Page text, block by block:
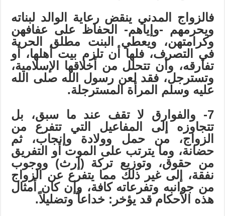
فالزواج المدني ينقض رعاية الوالد لبناته
ويحرمهم -وإياهم- الحفاظ على عفافهن
وكرامتهن، ويعطي البنت مطلق الحرية
في التصرف، فلها أن تلزم بيت أهلها، أو
تفارقه، وأن تتحلل من أخلاقها الإسلامية،
وتسترجل، فقد لعن رسول اللهصلى الله
عليه وسلم المرأة المسترجلة.
7- والفوارق لا تقف عند ما سبق، بل
تتجاوزه إلى المفاعيل التي تتفرع من
الزواج، من حمل وولادة وإنجاب، ثم
حضانة، وما يترتب على الموت أو التفريق
من حقوق، وتوزيع تركة (إرث) ووجوب
نفقة، إلى غير ذلك مما يتفرع عن الزواج
من جوانبه وتفرعاته كافة، وإن كان أمثال
هذه الأحكام قد يؤخر: خداعاً وتضليلاً.